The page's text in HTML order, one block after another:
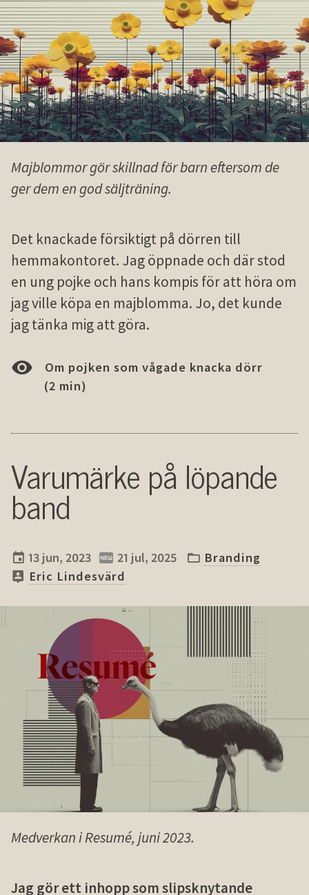
Majblommor gör skillnad för barn eftersom de
ger dem en god säljträning.
Det knackade försiktigt på dörren till
hemmakontoret. Jag öppnade och där stod
en ung pojke och hans kompis för att höra om
jag ville köpa en majblomma. Jo, det kunde
jag tänka mig att göra.
Om pojken som vågade knacka dörr
(2 min)
Varumärke på löpande
band
13 jun, 2023 21 jul, 2025
Branding
Eric Lindesvärd
Medverkan i Resumé, juni 2023.
Jag gör ett inhopp som slipsknytande